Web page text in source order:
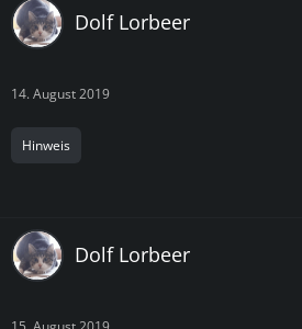
Dolf Lorbeer
14. August 2019
Hinweis
Dolf Lorbeer